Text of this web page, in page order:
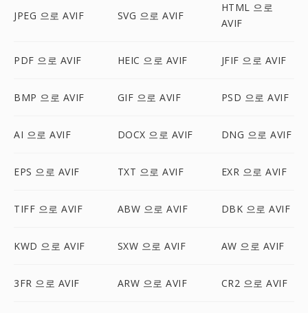
JPEG 으로 AVIF SVG 으로 AVIF
HTML 으로
AVIF
PDF 으로 AVIF HEIC 으로 AVIF JFIF 으로 AVIF
BMP 으로 AVIF GIF 으로 AVIF PSD 으로 AVIF
AI 으로 AVIF DOCX 으로 AVIF DNG 으로 AVIF
EPS 으로 AVIF TXT 으로 AVIF EXR 으로 AVIF
TIFF 으로 AVIF ABW 으로 AVIF DBK 으로 AVIF
KWD 으로 AVIF SXW 으로 AVIF AW 으로 AVIF
3FR 으로 AVIF ARW 으로 AVIF CR2 으로 AVIF